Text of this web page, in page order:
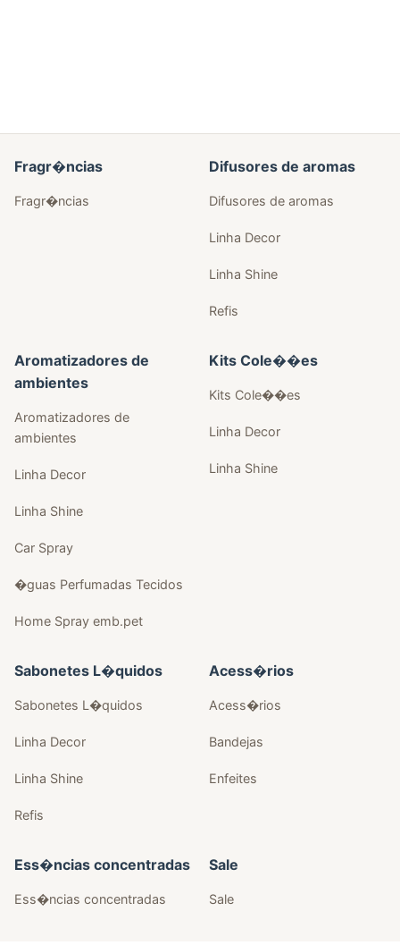
Fragr�ncias
Fragr�ncias
Difusores de aromas
Difusores de aromas
Linha Decor
Linha Shine
Refis
Aromatizadores de
ambientes
Aromatizadores de
ambientes
Linha Decor
Linha Shine
Car Spray
�guas Perfumadas Tecidos
Home Spray emb.pet
Kits Cole��es
Kits Cole��es
Linha Decor
Linha Shine
Sabonetes L�quidos
Sabonetes L�quidos
Linha Decor
Linha Shine
Refis
Acess�rios
Acess�rios
Bandejas
Enfeites
Ess�ncias concentradas
Ess�ncias concentradas
Sale
Sale